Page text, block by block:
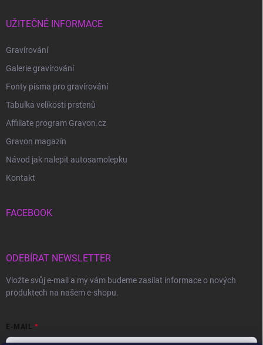
UŽITEČNÉ INFORMACE
Gravírování
Galerie gravírování
Fonty písma pro gravírování
Tabulka velikosti prstenů
Affiliate program Gravon.cz
Gravon magazín
Návod jak nalepit autosamolepku
Kontakt
FACEBOOK
ODEBÍRAT NEWSLETTER
Vložte svůj e-mail a my vám budeme zasílat informace o nových
produktech na našem e-shopu.
E-MAIL